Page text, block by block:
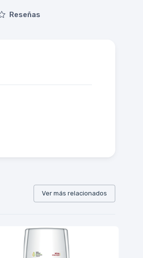
Reseñas
Ver más relacionados